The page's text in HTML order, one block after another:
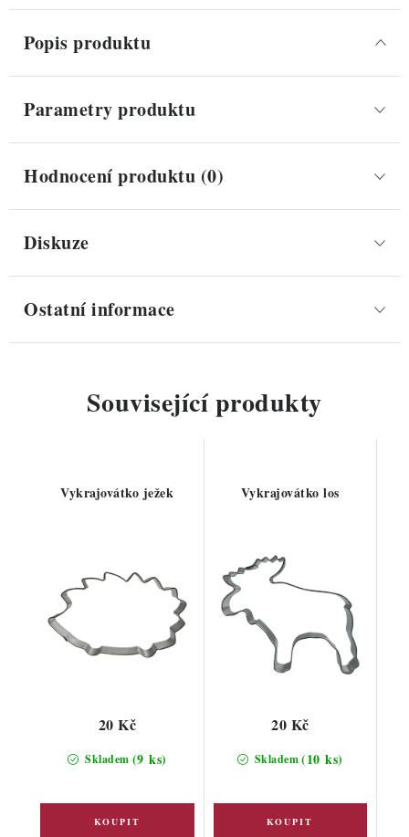
Popis produktu
Parametry produktu
Hodnocení produktu (0)
Diskuze
Ostatní informace
Související produkty
Vykrajovátko ježek
Skladem (9 ks)
20 Kč
Vykrajovátko los
Skladem(10 ks)
20 Kč